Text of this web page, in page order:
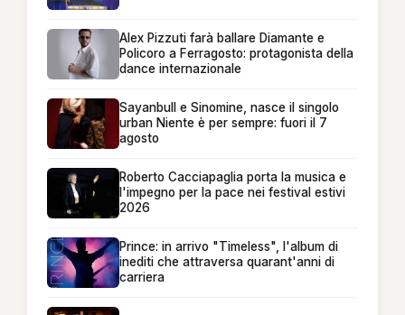
Alex Pizzuti farà ballare Diamante e
Policoro a Ferragosto: protagonista della
dance internazionale
Sayanbull e Sinomine, nasce il singolo
urban Niente è per sempre: fuori il 7
agosto
Roberto Cacciapaglia porta la musica e
l'impegno per la pace nei festival estivi
2026
Prince: in arrivo "Timeless", l'album di
inediti che attraversa quarant'anni di
carriera